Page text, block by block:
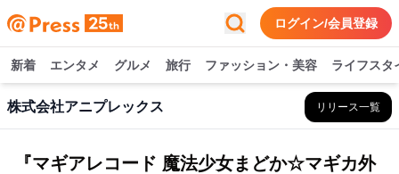
ログイン/会員登録
新着 エンタメ グルメ 旅行 ファッション・美容 ライフスタ
株式会社アニプレックス リリース一覧
『マギアレコード 魔法少女まどか☆マギカ外